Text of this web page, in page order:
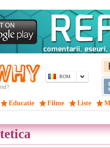
ROM
Educatie Filme Liste